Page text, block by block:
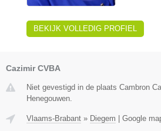
BEKIJK VOLLEDIG PROFIEL
Cazimir CVBA
Niet gevestigd in de plaats Cambron
Henegouwen.
Vlaams-Brabant » Diegem | Google